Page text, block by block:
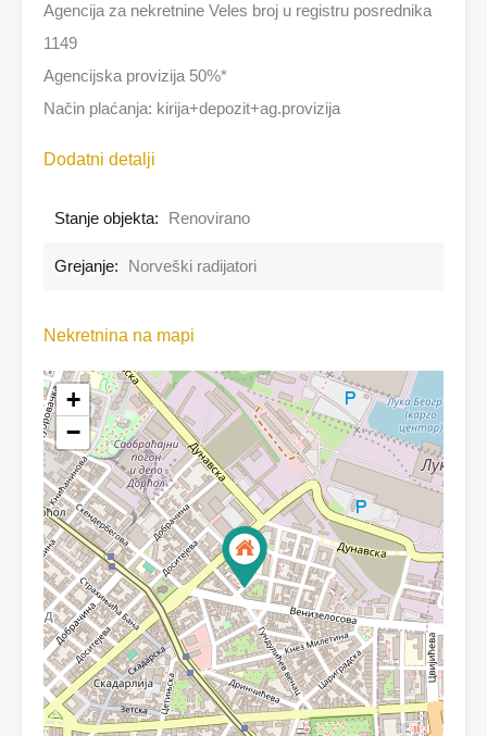
Agencija za nekretnine Veles broj u registru posrednika
1149
Agencijska provizija 50%*
Način plaćanja: kirija+depozit+ag.provizija
Dodatni detalji
Stanje objekta: Renovirano
Grejanje: Norveški radijatori
Nekretnina na mapi
+
−